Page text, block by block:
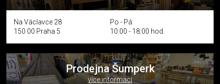
Na Václavce 28
150 00 Praha 5
Po - Pá:
10:00 - 18:00 hod.
Prodejna Šumperk
více informací